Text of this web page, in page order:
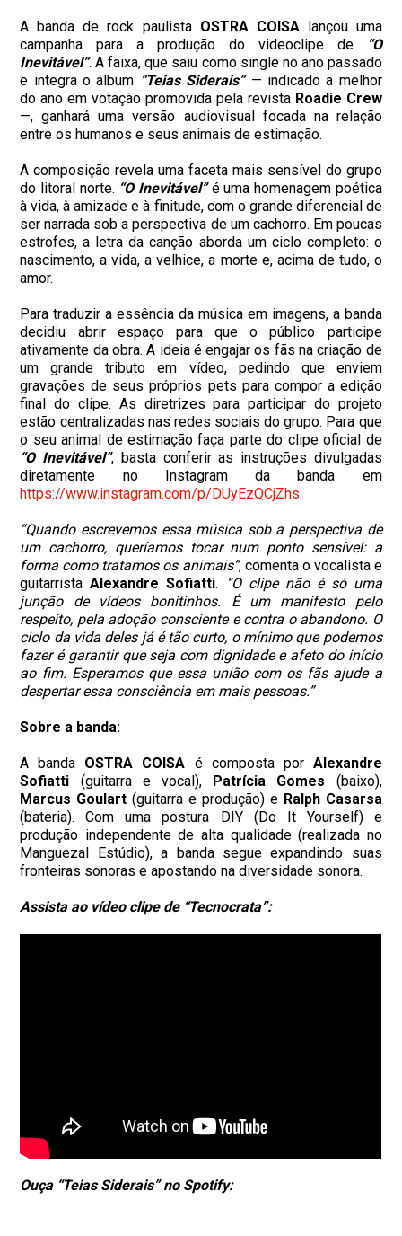
A banda de rock paulista OSTRA COISAlançou uma
campanha para a produção do videoclipe de
“O
Inevitável”. A faixa, que saiu como single no ano passado
e integra o álbum “Teias Siderais”— indicado a melhor
do ano em votação promovida pela revista Roadie Crew
—, ganhará uma versão audiovisual focada na relação
entre os humanos e seus animais de estimação.
A composição revela uma faceta mais sensível do grupo
do litoral norte. “O Inevitável”é uma homenagem poética
à vida, à amizade e à finitude, com o grande diferencial de
ser narrada sob a perspectiva de um cachorro. Em poucas
estrofes, a letra da canção aborda um ciclo completo: o
nascimento, a vida, a velhice, a morte e, acima de tudo, o
amor.
Para traduzir a essência da música em imagens, a banda
decidiu abrir espaço para que o público participe
ativamente da obra. A ideia é engajar os fãs na criação de
um grande tributo em vídeo, pedindo que enviem
gravações de seus próprios pets para compor a edição
final do clipe. As diretrizes para participar do projeto
estão centralizadas nas redes sociais do grupo. Para que
o seu animal de estimação faça parte do clipe oficial de
“O Inevitável”, basta conferir as instruções divulgadas
diretamente no Instagram da banda em
https://www.instagram.com/p/DUyEzQCjZhs.
“Quando escrevemos essa música sob a perspectiva de
um cachorro, queríamos tocar num ponto sensível: a
forma como tratamos os animais”, comenta o vocalista e
guitarristaAlexandre Sofiatti.
“O clipe não é só uma
junção de vídeos bonitinhos. É um manifesto pelo
respeito, pela adoção consciente e contra o abandono. O
ciclo da vida deles já é tão curto, o mínimo que podemos
fazer é garantir que seja com dignidade e afeto do início
ao fim. Esperamos que essa união com os fãs ajude a
despertar essa consciência em mais pessoas.”
Sobre a banda:
A banda OSTRA COISA é composta por Alexandre
Sofiatti (guitarra e vocal), Patrícia Gomes (baixo),
Marcus Goulart (guitarra e produção) e Ralph Casarsa
(bateria). Com uma postura DIY (Do It Yourself) e
produção independente de alta qualidade (realizada no
Manguezal Estúdio), a banda segue expandindo suas
fronteiras sonoras e apostando na diversidade sonora.
Assista ao vídeo clipe de “Tecnocrata”:
Ouça “Teias Siderais” no Spotify: